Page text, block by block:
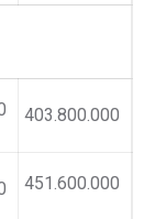
403.800.000
451.600.000